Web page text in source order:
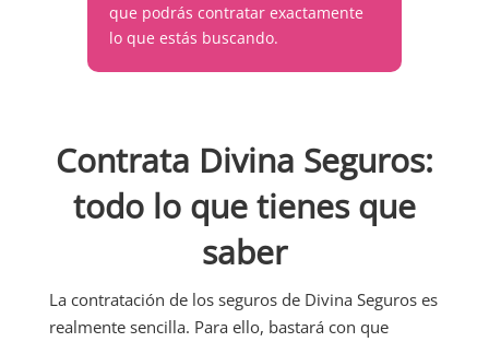
que podrás contratar exactamente
lo que estás buscando.
Contrata Divina Seguros:
todo lo que tienes que
saber
La contratación de los seguros de Divina Seguros es
realmente sencilla. Para ello, bastará con que